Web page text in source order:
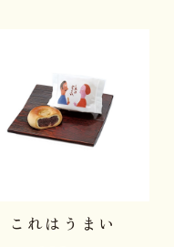
これはうまい